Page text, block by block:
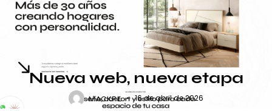
NOTICIAS
Nueva web, nueva etapa
MACKRL 16 de abril de 2026